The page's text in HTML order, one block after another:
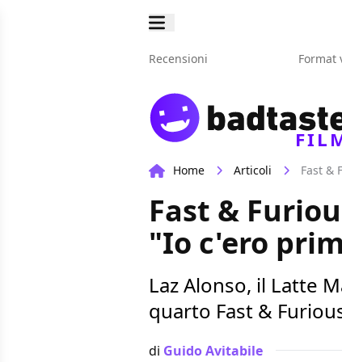
Recensioni Format
Home Articoli Fast &
Fast &
"Io c'ero
Laz Alonso, il Latte
quarto Fast &
di Guido Avitabile